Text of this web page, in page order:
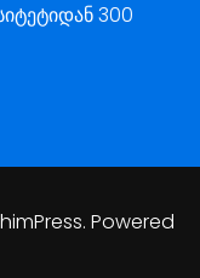
300
Powered